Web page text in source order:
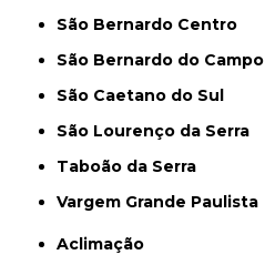
São Bernardo Centro
São Bernardo do Campo
São Caetano do Sul
São Lourenço da Serra
Taboão da Serra
Vargem Grande Paulista
Aclimação